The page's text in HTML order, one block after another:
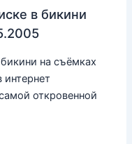
в бикини
на съёмках
откровенной